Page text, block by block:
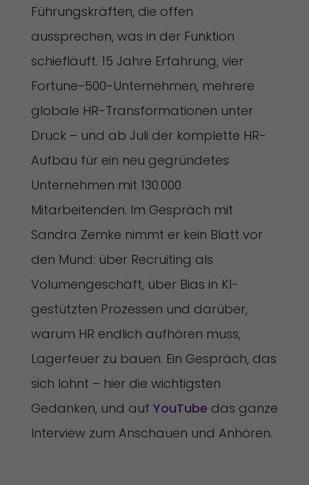
Führungskräften, die offen
aussprechen, was in der Funktion
schiefläuft. 15 Jahre Erfahrung, vier
Fortune-500-Unternehmen, mehrere
globale HR-Transformationen unter
Druck – und ab Juli der komplette HR-
Aufbau für ein neu gegründetes
Unternehmen mit 130.000
Mitarbeitenden. Im Gespräch mit
Sandra Zemke nimmt er kein Blatt vor
den Mund: über Recruiting als
Volumengeschäft, über Bias in KI-
gestützten Prozessen und darüber,
warum HR endlich aufhören muss,
Lagerfeuer zu bauen. Ein Gespräch, das
sich lohnt – hier die wichtigsten
Gedanken, und auf YouTube das ganze
Interview zum Anschauen und Anhören.